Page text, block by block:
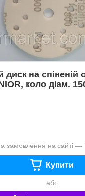
на спіненій
коло діам.
замовлення на сайті —
Купити
або